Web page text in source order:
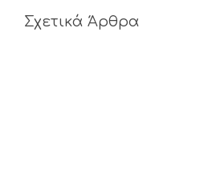
Σχετικά Άρθρα